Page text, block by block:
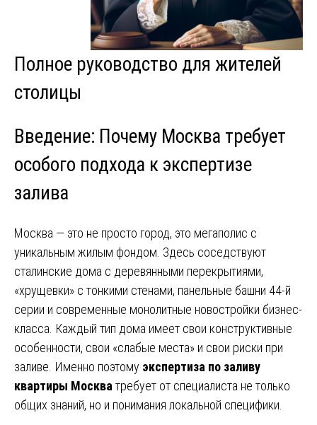
Полное руководство для жителей
столицы
Введение: Почему Москва требует
особого подхода к экспертизе
залива
Москва — это не просто город, это мегаполис с
уникальным жилым фондом. Здесь соседствуют
сталинские дома с деревянными перекрытиями,
«хрущевки» с тонкими стенами, панельные башни 44-й
серии и современные монолитные новостройки бизнес-
класса. Каждый тип дома имеет свои конструктивные
особенности, свои «слабые места» и свои риски при
заливе. Именно поэтому экспертиза по заливу
квартиры Москва требует от специалиста не только
общих знаний, но и понимания локальной специфики.